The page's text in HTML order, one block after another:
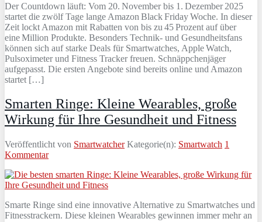
Der Countdown läuft: Vom 20. November bis 1. Dezember 2025
startet die zwölf Tage lange Amazon Black Friday Woche. In dieser
Zeit lockt Amazon mit Rabatten von bis zu 45 Prozent auf über
eine Million Produkte. Besonders Technik- und Gesundheitsfans
können sich auf starke Deals für Smartwatches, Apple Watch,
Pulsoximeter und Fitness Tracker freuen. Schnäppchenjäger
aufgepasst. Die ersten Angebote sind bereits online und Amazon
startet […]
Smarten Ringe: Kleine Wearables, große
Wirkung für Ihre Gesundheit und Fitness
Veröffentlicht von Smartwatcher Kategorie(n): Smartwatch 1
Kommentar
Smarte Ringe sind eine innovative Alternative zu Smartwatches und
Fitnesstrackern. Diese kleinen Wearables gewinnen immer mehr an